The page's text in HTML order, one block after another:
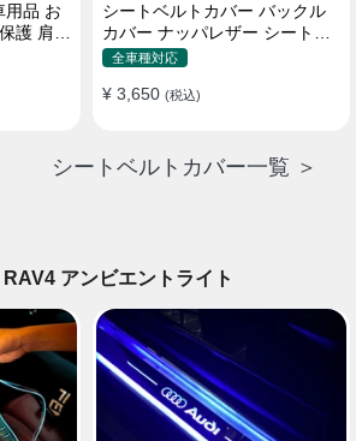
肩当
シートベルトカバー バックル
カバー ナッパレザー シートベ
ルトパッド 異音防止 傷防止 マ
全車種対応
¥ 3,650 (税込)
シートベルトカバー一覧 ＞
RAV4 アンビエントライト